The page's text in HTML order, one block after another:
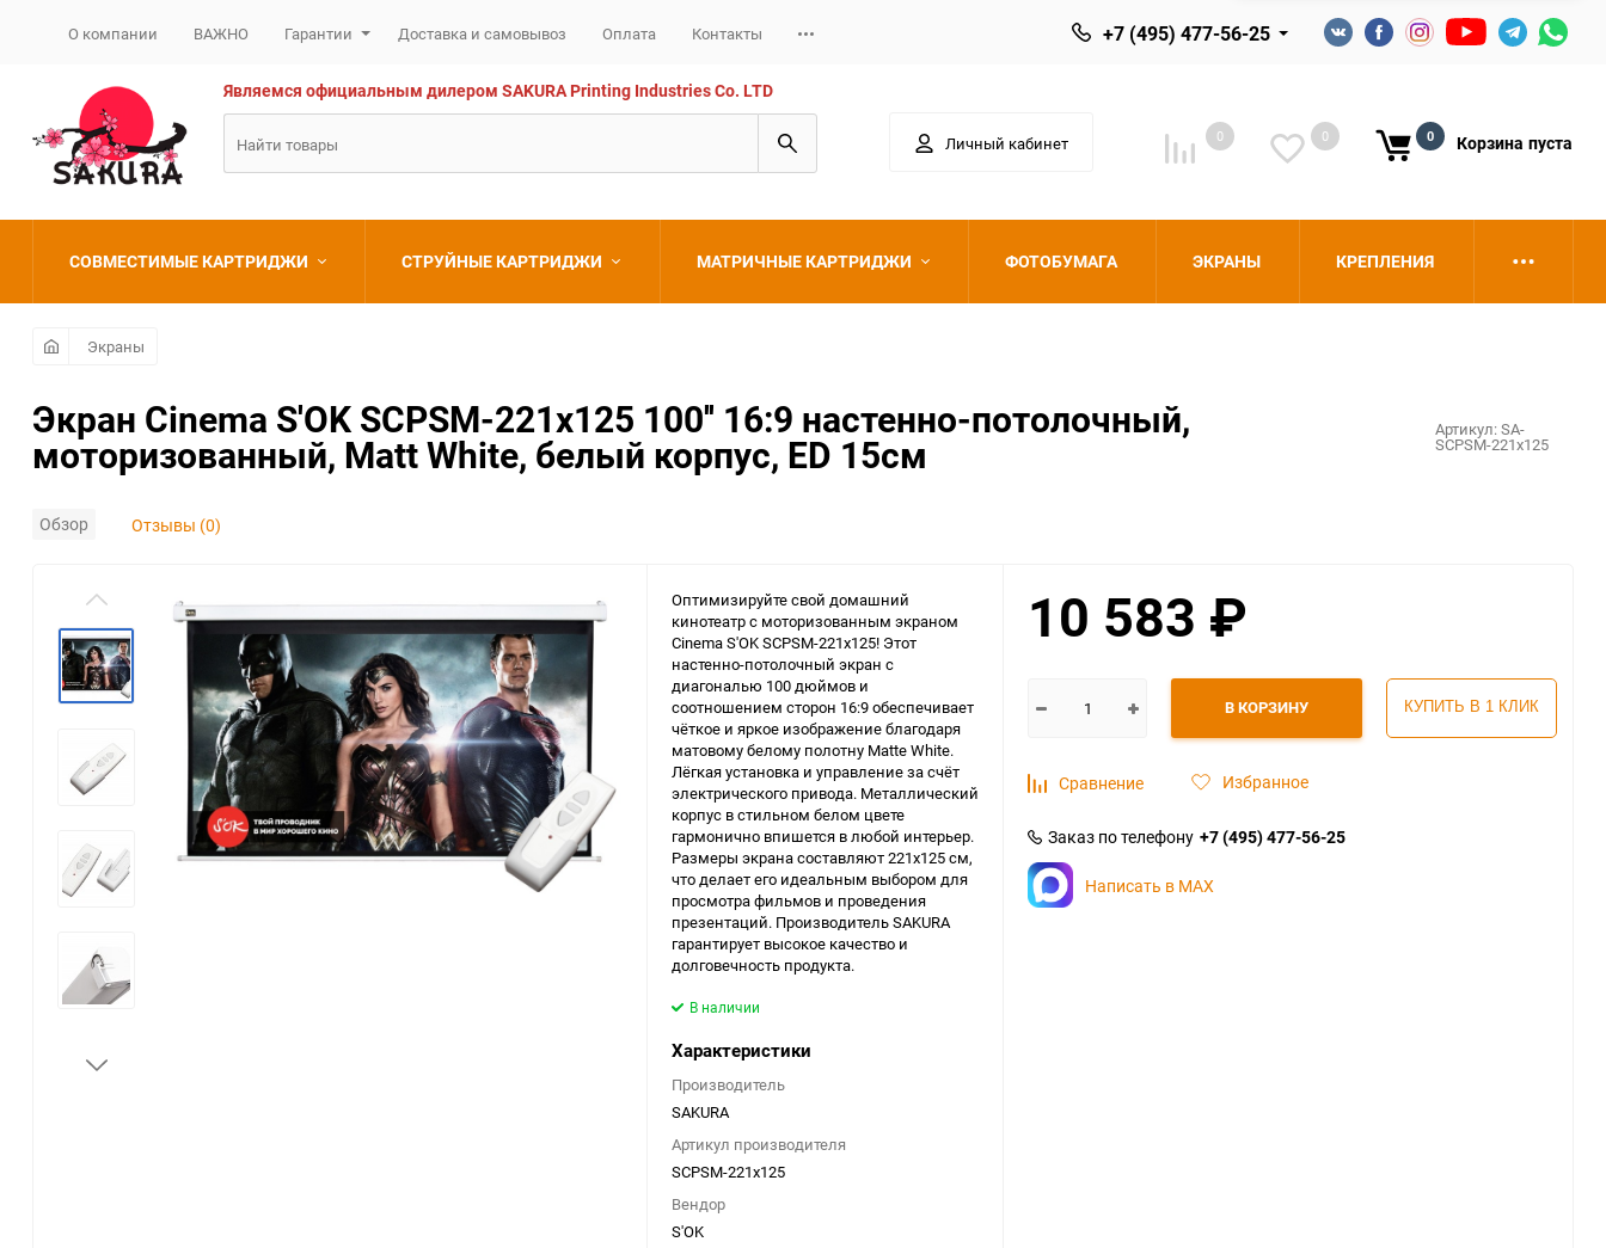
О компании ВАЖНО Гарантии Доставка и самовывоз Оплата Контакты +7 (495) 477-56-25
Являемся официальным дилером SAKURA Printing Industries Co. LTD
Личный кабинет 0 0 0 Корзина пуста
Brother
Epson
HP
Kyocera Mita
Lexmark
Pantum
Samsung
СОВМЕСТИМЫЕ КАРТРИДЖИ
Canon
Epson
СТРУЙНЫЕ КАРТРИДЖИ МАТРИЧНЫЕ КАРТРИДЖИ ФОТОБУМАГА ЭКРАНЫ КРЕПЛЕНИЯ
Экраны
Экран Cinema S'OK SCPSM-221x125 100'' 16:9 настенно-потолочный,
моторизованный, Matt White, белый корпус, ED 15см
Артикул:SA-
SCPSM-221x125
Обзор Отзывы (0)
Оптимизируйте свой домашний
кинотеатр с моторизованным экраном
Cinema S'OK SCPSM-221x125! Этот
настенно-потолочный экран с
диагональю 100 дюймов и
соотношением сторон 16:9 обеспечивает
чёткое и яркое изображение благодаря
матовому белому полотну Matte White.
Лёгкая установка и управление за счёт
электрического привода. Металлический
корпус в стильном белом цвете
гармонично впишется в любой интерьер.
Размеры экрана составляют 221x125 см,
что делает его идеальным выбором для
просмотра фильмов и проведения
презентаций. Производитель SAKURA
гарантирует высокое качество и
долговечность продукта.
В наличии
Характеристики
Производитель
SAKURA
Артикул производителя
SCPSM-221x125
Вендор
S'OK
10 583 ₽
В КОРЗИНУ КУПИТЬ В 1 КЛИК
Сравнение Избранное
Заказ по телефону +7 (495) 477-56-25
Написать в MAX